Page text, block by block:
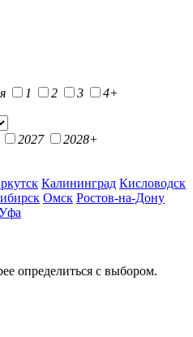
1 2 3
4+
2027
2028+
Калининград Кисловодск
Омск Ростов-на-Дону
определиться с выбором.